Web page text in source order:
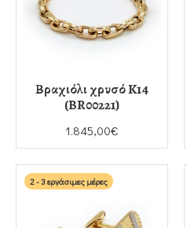
Βραχιόλι χρυσό K14
(BR00221)
1.845,00€
2 - 3 εργάσιμες μέρες